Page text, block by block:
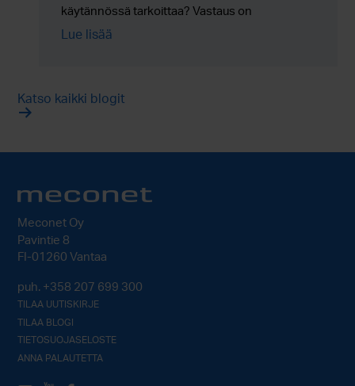
käytännössä tarkoittaa? Vastaus on
yksinkertainen: Relicomp lisää Meconetin
Lue lisää
Katso kaikki blogit
Meconet Oy
Pavintie 8
FI-01260 Vantaa
puh. +358 207 699 300
TILAA UUTISKIRJE
TILAA BLOGI
TIETOSUOJASELOSTE
ANNA PALAUTETTA